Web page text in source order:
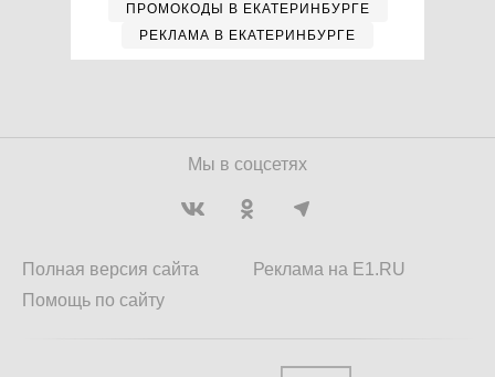
ПРОМОКОДЫ В ЕКАТЕРИНБУРГЕ
РЕКЛАМА В ЕКАТЕРИНБУРГЕ
Мы в соцсетях
Полная версия сайта
Помощь по сайту
Реклама на E1.RU